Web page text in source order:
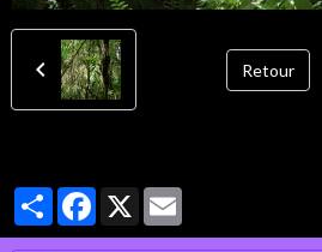
Retour
PartagerFacebook
X